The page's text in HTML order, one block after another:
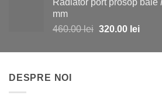
fost:
Radiator port prosop baie
mm
460.00lei Prețul
a
320.00 leiPrețul
este:
DESPRE NOI